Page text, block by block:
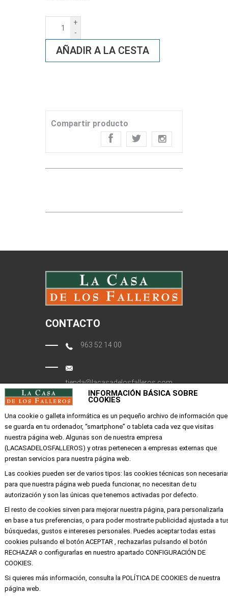
+
-
AÑADIR A LA CESTA
Compartir producto
CONTACTO
963 52 14 00
tienda@lacasadelosfalleros.com
Calle Quevedo 6
46001 Valencia
EMPRESA
Mi cuenta
Aviso legal
Condiciones de compra
Copyright ©
Todos los derechos
INFORMACIÓN BÁSICA SOBRE
COOKIES
Una cookie o galleta informática es un pequeño archivo de información que
se guarda en tu ordenador, “smartphone” o tableta cada vez que visitas
nuestra página web. Algunas son de nuestra empresa
(LACASADELOSFALLEROS) y otras pertenecen a empresas externas que
prestan servicios para nuestra página web.
Las cookies pueden ser de varios tipos: las cookies técnicas son
para que nuestra página web pueda funcionar, no necesitan de tu
autorización y son las únicas que tenemos activadas por defecto.
El resto de cookies sirven para mejorar nuestra página, para personalizarla
en base a tus preferencias, o para poder mostrarte publicidad ajustada a
búsquedas, gustos e intereses personales. Puedes aceptar todas estas
cookies pulsando el botón ACEPTAR , rechazarlas pulsando el botón
RECHAZAR o configurarlas en nuestro apartado CONFIGURACIÓN DE
COOKIES.
Si quieres más información, consulta la POLÍTICA DE COOKIES de nuestra
página web.